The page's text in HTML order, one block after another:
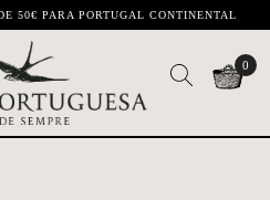
50€ PARA PORTUGAL CONTINENTAL
0